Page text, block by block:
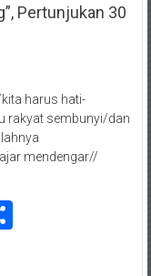
Pertunjukan 30
harus hati-
rakyat sembunyi/dan
mendengar//
Share